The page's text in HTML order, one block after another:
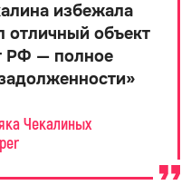
избежала
отличный объект
РФ — полное
»
Чекалиных